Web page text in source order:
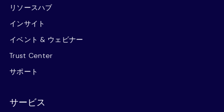
リソースハブ
インサイト
イベント & ウェビナー
Trust Center
サポート
サービス